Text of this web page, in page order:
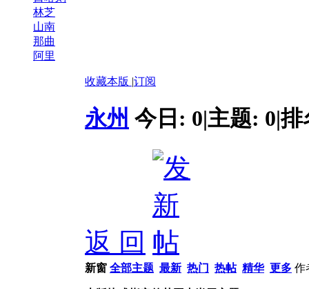
林芝
山南
那曲
阿里
收藏本版 |订阅
永州 今日: 0|主题: 0|
返 回
新窗 全部主题 最新 热门 热帖 精华 更多 作